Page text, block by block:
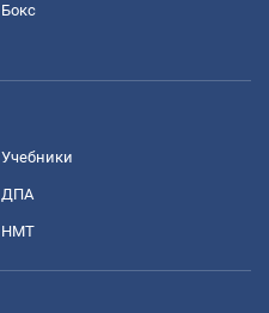
Бокс
Учебники
ДПА
НМТ